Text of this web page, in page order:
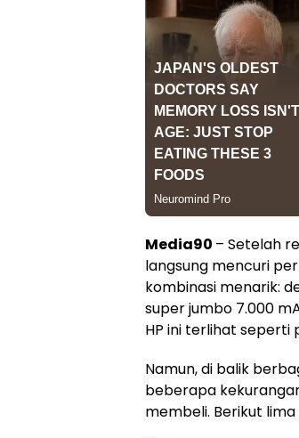
Media90 – Setelah
langsung mencuri
kombinasi menarik:
super jumbo 7.000
HP ini terlihat seperti
Namun, di balik
beberapa
membeli. Berikut